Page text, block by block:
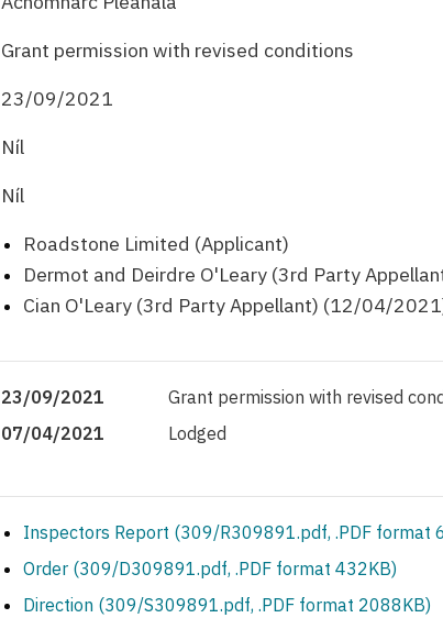
Grant permission with revised conditions
23/09/2021
Níl
Níl
Roadstone Limited (Applicant)
Dermot and Deirdre O'Leary (3rd Party
Cian O'Leary (3rd Party Appellant) (12/04/
23/09/2021
Grant permission with revised
07/04/2021
Lodged
Inspectors Report (309/R309891.pdf, .PDF format
Order (309/D309891.pdf, .PDF format 432KB)
Direction (309/S309891.pdf, .PDF format 2088KB)